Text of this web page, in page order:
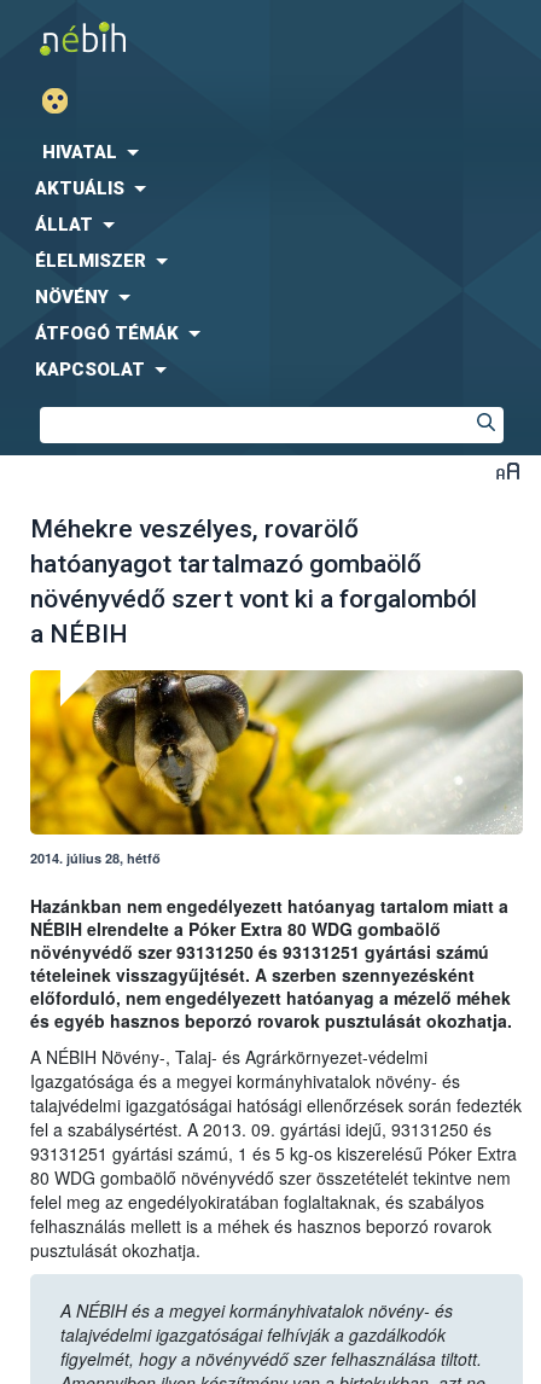
HIVATAL
AKTUÁLIS
ÁLLAT
ÉLELMISZER
NÖVÉNY
ÁTFOGÓ TÉMÁK
KAPCSOLAT
Méhekre veszélyes, rovarölő
hatóanyagot tartalmazó gombaölő
növényvédő szert vont ki a forgalomból
a NÉBIH
2014. július 28, hétfő
Hazánkban nem engedélyezett hatóanyag tartalom miatt a
NÉBIH elrendelte a Póker Extra 80 WDG gombaölő
növényvédő szer 93131250 és 93131251 gyártási számú
tételeinek visszagyűjtését. A szerben szennyezésként
előforduló, nem engedélyezett hatóanyag a mézelő méhek
és egyéb hasznos beporzó rovarok pusztulását okozhatja.
A NÉBIH Növény-, Talaj- és Agrárkörnyezet-védelmi
Igazgatósága és a megyei kormányhivatalok növény- és
talajvédelmi igazgatóságai hatósági ellenőrzések során fedezték
fel a szabálysértést. A 2013. 09. gyártási idejű, 93131250 és
93131251 gyártási számú, 1 és 5 kg-os kiszerelésű Póker Extra
80 WDG gombaölő növényvédő szer összetételét tekintve nem
felel meg az engedélyokiratában foglaltaknak, és szabályos
felhasználás mellett is a méhek és hasznos beporzó rovarok
pusztulását okozhatja.
A NÉBIH és a megyei kormányhivatalok növény- és
talajvédelmi igazgatóságai felhívják a gazdálkodók
figyelmét, hogy a növényvédő szer felhasználása tiltott.